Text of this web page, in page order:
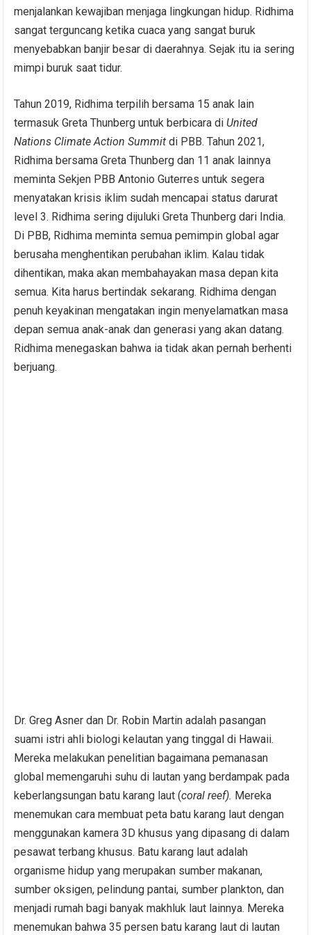
menjalankan kewajiban menjaga lingkungan hidup. Ridhima
sangat terguncang ketika cuaca yang sangat buruk
menyebabkan banjir besar di daerahnya. Sejak itu ia sering
mimpi buruk saat tidur.
Tahun 2019, Ridhima terpilih bersama 15 anak lain
termasuk Greta Thunberg untuk berbicara di United
Nations Climate Action Summit di PBB. Tahun 2021,
Ridhima bersama Greta Thunberg dan 11 anak lainnya
meminta Sekjen PBB Antonio Guterres untuk segera
menyatakan krisis iklim sudah mencapai status darurat
level 3. Ridhima sering dijuluki Greta Thunberg dari India.
Di PBB, Ridhima meminta semua pemimpin global agar
berusaha menghentikan perubahan iklim. Kalau tidak
dihentikan, maka akan membahayakan masa depan kita
semua. Kita harus bertindak sekarang. Ridhima dengan
penuh keyakinan mengatakan ingin menyelamatkan masa
depan semua anak-anak dan generasi yang akan datang.
Ridhima menegaskan bahwa ia tidak akan pernah berhenti
berjuang.
Dr. Greg Asner dan Dr. Robin Martin adalah pasangan
suami istri ahli biologi kelautan yang tinggal di Hawaii.
Mereka melakukan penelitian bagaimana pemanasan
global memengaruhi suhu di lautan yang berdampak pada
keberlangsungan batu karang laut (coral reef). Mereka
menemukan cara membuat peta batu karang laut dengan
menggunakan kamera 3D khusus yang dipasang di dalam
pesawat terbang khusus. Batu karang laut adalah
organisme hidup yang merupakan sumber makanan,
sumber oksigen, pelindung pantai, sumber plankton, dan
menjadi rumah bagi banyak makhluk laut lainnya. Mereka
menemukan bahwa 35 persen batu karang laut di lautan